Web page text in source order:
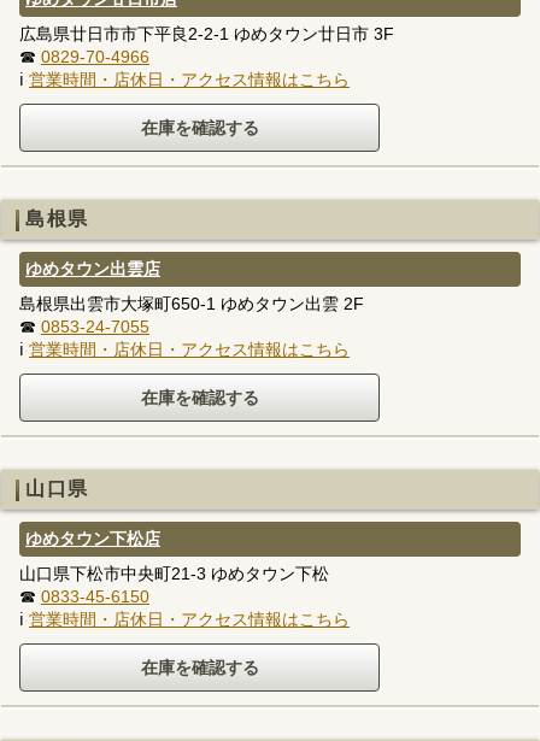
広島県廿日市市下平良2-2-1 ゆめタウン廿日市 3F
☎ 0829-70-4966
ℹ 営業時間・店休日・アクセス情報はこちら
島根県
ゆめタウン出雲店
島根県出雲市大塚町650-1 ゆめタウン出雲 2F
☎ 0853-24-7055
ℹ 営業時間・店休日・アクセス情報はこちら
山口県
ゆめタウン下松店
山口県下松市中央町21-3 ゆめタウン下松
☎ 0833-45-6150
ℹ 営業時間・店休日・アクセス情報はこちら